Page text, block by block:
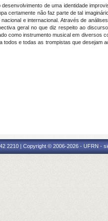
de uma identidade
certamente não faz parte de tal
e internacional. Através de
geral no que diz respeito ao
como instrumento musical em diversos
e todas as trompistas que desejam
2210 | Copyright © 2006-2026 - UFRN -